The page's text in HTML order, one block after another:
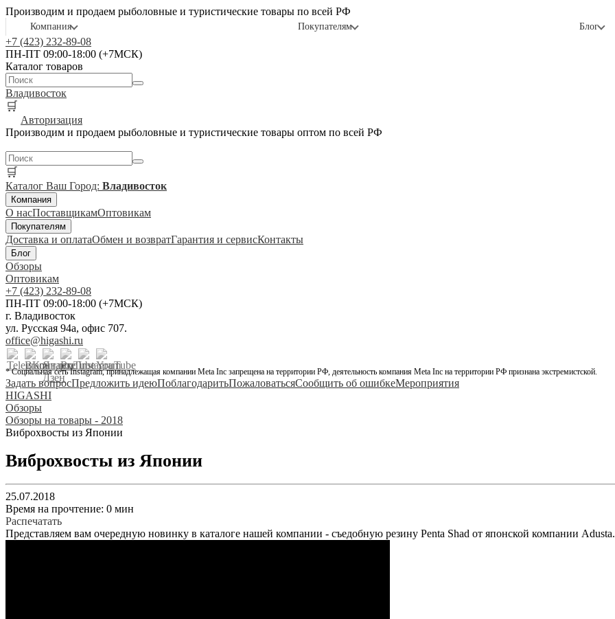
Производим и продаем рыболовные и туристические товары по всей РФ
Компания Покупателям Блог
+7 (423) 232-89-08
ПН-ПТ 09:00-18:00 (+7МСК)
Каталог товаров
Владивосток
🛒
Авторизация
Производим и продаем рыболовные и туристические товары оптом по всей РФ
🛒
Каталог Ваш Город: Владивосток
Компания
О насПоставщикамОптовикам
Покупателям
Доставка и оплатаОбмен и возвратГарантия и сервисКонтакты
Блог
Обзоры
Оптовикам
+7 (423) 232-89-08
ПН-ПТ 09:00-18:00 (+7МСК)
г. Владивосток
ул. Русская 94а, офис 707.
office@higashi.ru
* Социальная сеть Instagram, принадлежащая компании Meta Inc запрещена на территории РФ, деятельность компания Meta Inc на территории РФ признана экстремистской.
Задать вопросПредложить идеюПоблагодаритьПожаловатьсяСообщить об ошибкеМероприятия
HIGASHI
Обзоры
Обзоры на товары - 2018
Виброхвосты из Японии
Виброхвосты из Японии
25.07.2018
Время на прочтение: 0 мин
Распечатать
Представляем вам очередную новинку в каталоге нашей компании - съедобную резину Penta Shad от японской компании Adusta.